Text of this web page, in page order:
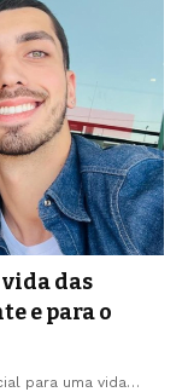
das
e para o
para uma vida…